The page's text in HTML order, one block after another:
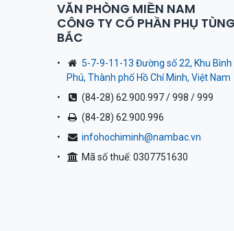
VĂN PHÒNG MIỀN NAM
CÔNG TY CỔ PHẦN PHỤ
BẮC
5-7-9-11-13 Đường số 22, Khu
Phú, Thành phố Hồ Chí Minh, Việt Nam
(84-28) 62.900.997 / 998 / 999
(84-28) 62.900.996
infohochiminh@nambac.vn
Mã số thuế: 0307751630